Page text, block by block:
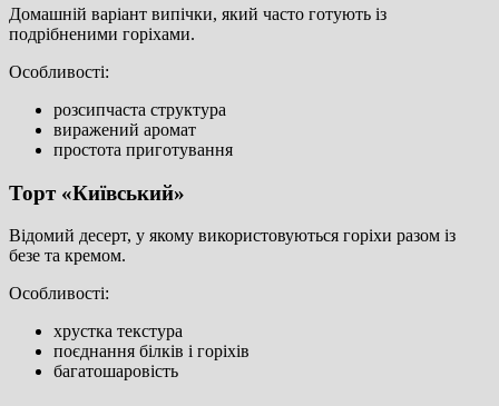
Домашній варіант випічки, який часто готують із
подрібненими горіхами.
Особливості:
розсипчаста структура
виражений аромат
простота приготування
Торт «Київський»
Відомий десерт, у якому використовуються горіхи разом із
безе та кремом.
Особливості:
хрустка текстура
поєднання білків і горіхів
багатошаровість